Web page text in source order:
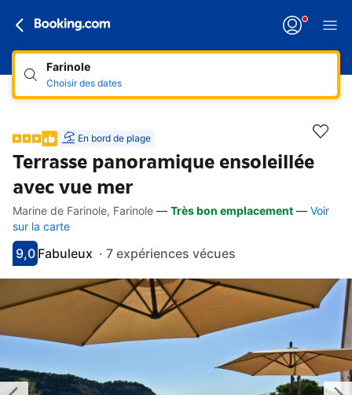
Farinole
Choisir des dates
En bord de plage
Terrasse panoramique ensoleillée
avec vue mer
Accès rapides
Aller à la description
Aller aux équipements
Aller aux hébergements
Aller aux conditions
Marine de Farinole, Farinole — Très bon emplacement — Voir
sur la carte
Avec une note de 9
9,0
fabuleuxFabuleux · 7 expériences vécues